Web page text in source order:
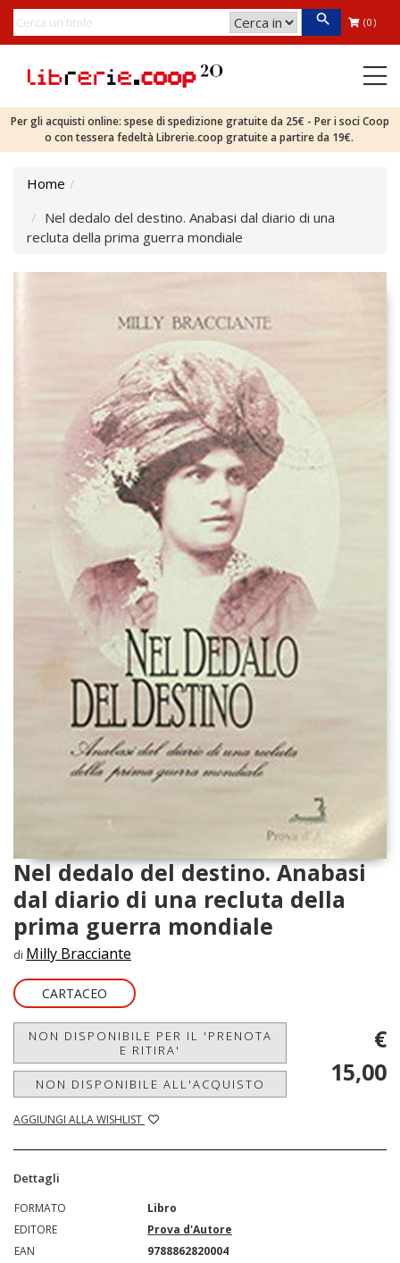
(0)
Per gli acquisti online: spese di spedizione gratuite da 25€ - Per i soci Coop
o con tessera fedeltà Librerie.coop gratuite a partire da 19€.
Home
Nel dedalo del destino. Anabasi dal diario di una
recluta della prima guerra mondiale
Nel dedalo del destino. Anabasi
dal diario di una recluta della
prima guerra mondiale
di Milly Bracciante
CARTACEO
NON DISPONIBILE PER IL 'PRENOTA
E RITIRA'
NON DISPONIBILE ALL'ACQUISTO
AGGIUNGI ALLA WISHLIST
€
15,00
Dettagli
FORMATO
Libro
EDITORE
Prova d'Autore
EAN
9788862820004